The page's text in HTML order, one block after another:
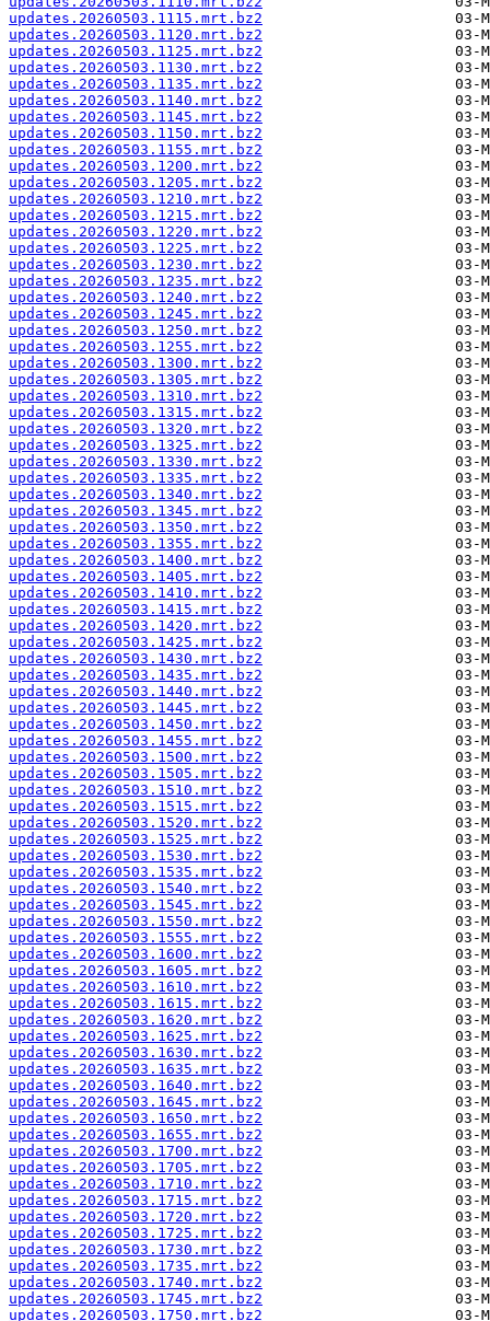
updates.20260503.1115.mrt.bz2
updates.20260503.1120.mrt.bz2
updates.20260503.1125.mrt.bz2
updates.20260503.1130.mrt.bz2
updates.20260503.1135.mrt.bz2
updates.20260503.1140.mrt.bz2
updates.20260503.1145.mrt.bz2
updates.20260503.1150.mrt.bz2
updates.20260503.1155.mrt.bz2
updates.20260503.1200.mrt.bz2
updates.20260503.1205.mrt.bz2
updates.20260503.1210.mrt.bz2
updates.20260503.1215.mrt.bz2
updates.20260503.1220.mrt.bz2
updates.20260503.1225.mrt.bz2
updates.20260503.1230.mrt.bz2
updates.20260503.1235.mrt.bz2
updates.20260503.1240.mrt.bz2
updates.20260503.1245.mrt.bz2
updates.20260503.1250.mrt.bz2
updates.20260503.1255.mrt.bz2
updates.20260503.1300.mrt.bz2
updates.20260503.1305.mrt.bz2
updates.20260503.1310.mrt.bz2
updates.20260503.1315.mrt.bz2
updates.20260503.1320.mrt.bz2
updates.20260503.1325.mrt.bz2
updates.20260503.1330.mrt.bz2
updates.20260503.1335.mrt.bz2
updates.20260503.1340.mrt.bz2
updates.20260503.1345.mrt.bz2
updates.20260503.1350.mrt.bz2
updates.20260503.1355.mrt.bz2
updates.20260503.1400.mrt.bz2
updates.20260503.1405.mrt.bz2
updates.20260503.1410.mrt.bz2
updates.20260503.1415.mrt.bz2
updates.20260503.1420.mrt.bz2
updates.20260503.1425.mrt.bz2
updates.20260503.1430.mrt.bz2
updates.20260503.1435.mrt.bz2
updates.20260503.1440.mrt.bz2
updates.20260503.1445.mrt.bz2
updates.20260503.1450.mrt.bz2
updates.20260503.1455.mrt.bz2
updates.20260503.1500.mrt.bz2
updates.20260503.1505.mrt.bz2
updates.20260503.1510.mrt.bz2
updates.20260503.1515.mrt.bz2
updates.20260503.1520.mrt.bz2
updates.20260503.1525.mrt.bz2
updates.20260503.1530.mrt.bz2
updates.20260503.1535.mrt.bz2
updates.20260503.1540.mrt.bz2
updates.20260503.1545.mrt.bz2
updates.20260503.1550.mrt.bz2
updates.20260503.1555.mrt.bz2
updates.20260503.1600.mrt.bz2
updates.20260503.1605.mrt.bz2
updates.20260503.1610.mrt.bz2
updates.20260503.1615.mrt.bz2
updates.20260503.1620.mrt.bz2
updates.20260503.1625.mrt.bz2
updates.20260503.1630.mrt.bz2
updates.20260503.1635.mrt.bz2
updates.20260503.1640.mrt.bz2
updates.20260503.1645.mrt.bz2
updates.20260503.1650.mrt.bz2
updates.20260503.1655.mrt.bz2
updates.20260503.1700.mrt.bz2
updates.20260503.1705.mrt.bz2
updates.20260503.1710.mrt.bz2
updates.20260503.1715.mrt.bz2
updates.20260503.1720.mrt.bz2
updates.20260503.1725.mrt.bz2
updates.20260503.1730.mrt.bz2
updates.20260503.1735.mrt.bz2
updates.20260503.1740.mrt.bz2
updates.20260503.1745.mrt.bz2
updates.20260503.1750.mrt.bz2